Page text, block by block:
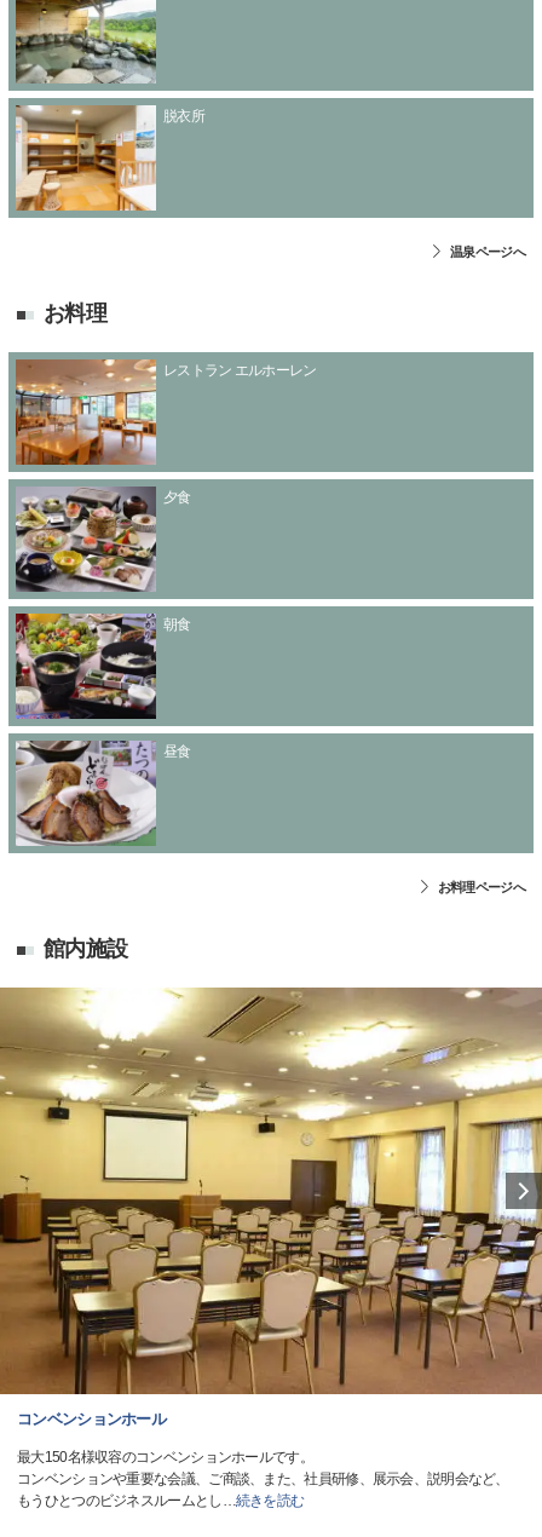
脱衣所
温泉ページへ
お料理
レストラン エルホーレン
夕食
朝食
昼食
お料理ページへ
館内施設
コンベンションホール
最大150名様収容のコンベンションホールです。
コンベンションや重要な会議、ご商談、また、社員研修、展示会、説明会など、
もうひとつのビジネスルームとし …続きを読む